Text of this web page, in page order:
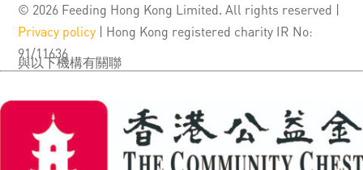
© 2026 Feeding Hong Kong Limited. All rights reserved |
Privacy policy | Hong Kong registered charity IR No:
91/11636
與以下機構有關聯